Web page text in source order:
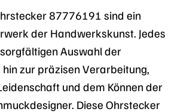
87776191 sind ein
der Handwerkskunst. Jedes
Auswahl der
zur präzisen Verarbeitung,
und dem Können der
Diese Ohrstecker